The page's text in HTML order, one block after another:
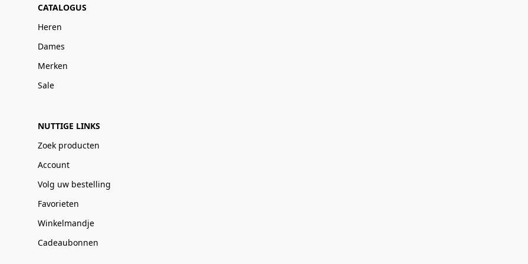
CATALOGUS
Heren
Dames
Merken
Sale
NUTTIGE LINKS
Zoek producten
Account
Volg uw bestelling
Favorieten
Winkelmandje
Cadeaubonnen